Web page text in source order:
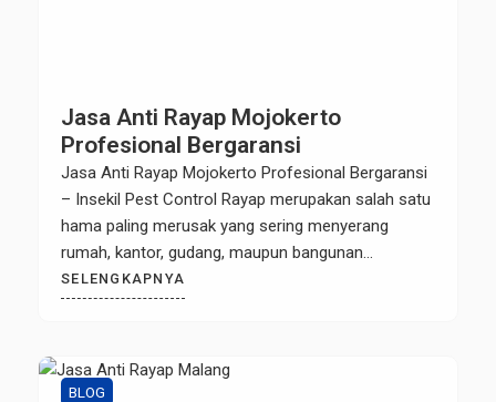
Jasa Anti Rayap Mojokerto
Profesional Bergaransi
Jasa Anti Rayap Mojokerto Profesional Bergaransi
– Insekil Pest Control Rayap merupakan salah satu
hama paling merusak yang sering menyerang
rumah, kantor, gudang, maupun bangunan
komersial. Kerusakan yang disebabkan rayap sering
tidak terlihat pada awalnya, namun dalam waktu
karena itu, menggunakan Jasa Anti Rayap
Mojokerto yang profesional menjadi solusi […]
SELENGKAPNYA
BLOG